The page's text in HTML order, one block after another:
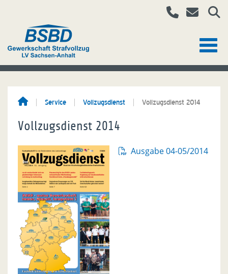
Service Vollzugsdienst Vollzugsdienst 2014
Vollzugsdienst 2014
Ausgabe 04-05/2014